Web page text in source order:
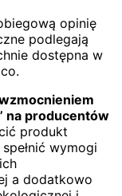
opinię
podlegają
dostępna w
na producentów
produkt
wymogi
a dodatkowo